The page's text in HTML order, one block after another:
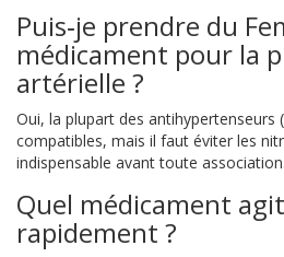
Puis‑je prendre du
médicament pour la
artérielle ?
Oui, la plupart des antihypertenseurs
compatibles, mais il faut éviter les
indispensable avant toute association.
Quel médicament
rapidement ?